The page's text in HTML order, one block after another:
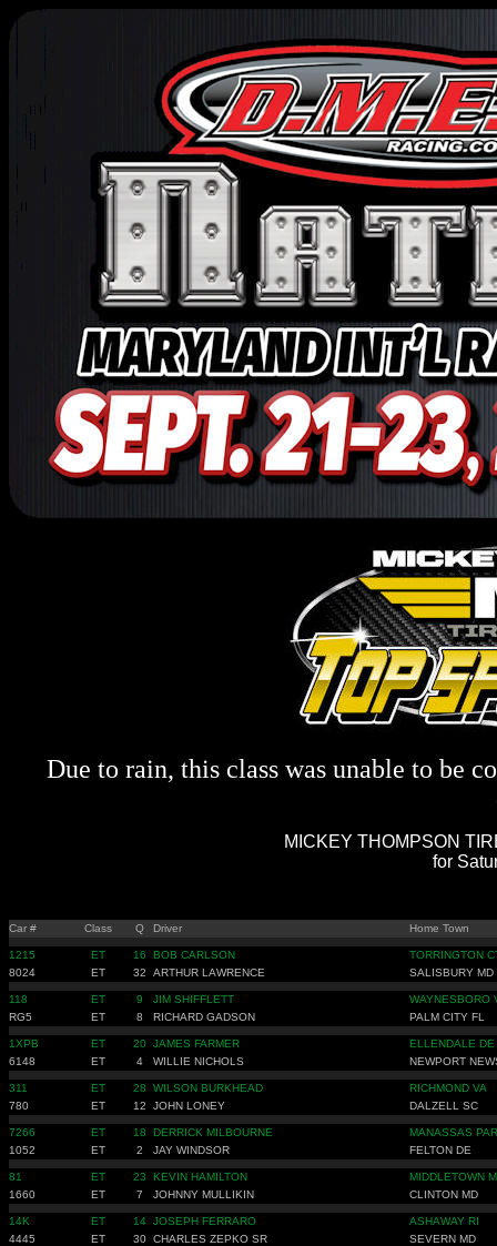
Due to rain, this class was unable to be
MICKEY THOMPSON
for
Car # Class Q Driver Home Town
1215 ET 16 BOB CARLSON
TORRINGTON
8024
ET 32 ARTHUR LAWRENCE SALISBURY MD
118 ET 9 JIM SHIFFLETT
WAYNESBORO
RG5
ET 8 RICHARD GADSON PALM CITY FL
1XPB ET 20 JAMES FARMER
ELLENDALE DE
6148
ET 4 WILLIE NICHOLS NEWPORT
311 ET 28 WILSON BURKHEAD
RICHMOND VA
780
ET 12 JOHN LONEY DALZELL SC
7266 ET 18 DERRICK MILBOURNE
MANASSAS
1052
ET 2 JAY WINDSOR FELTON DE
81 ET 23 KEVIN HAMILTON
MIDDLETOWN
1660
ET 7 JOHNNY MULLIKIN CLINTON MD
14K ET 14 JOSEPH FERRARO
ASHAWAY RI
4445
ET 30 CHARLES ZEPKO SR SEVERN MD